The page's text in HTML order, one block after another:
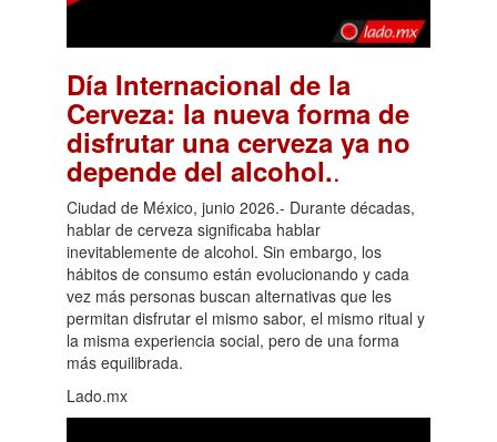
Día Internacional de la
Cerveza: la nueva forma de
disfrutar una cerveza ya no
depende del alcohol..
Ciudad de México, junio 2026.- Durante décadas,
hablar de cerveza significaba hablar
inevitablemente de alcohol. Sin embargo, los
hábitos de consumo están evolucionando y cada
vez más personas buscan alternativas que les
permitan disfrutar el mismo sabor, el mismo ritual y
la misma experiencia social, pero de una forma
más equilibrada.
Lado.mx